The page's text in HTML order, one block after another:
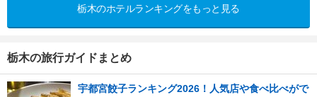
栃木のホテルランキングをもっと見る
栃木の旅行ガイドまとめ
宇都宮餃子ランキング2026！人気店や食べ比べがで